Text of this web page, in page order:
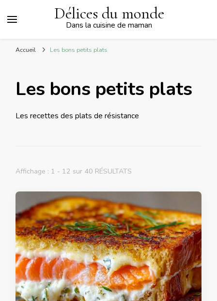
Délices du monde
Dans la cuisine de maman
Accueil Les bons petits plats
Les bons petits plats
Les recettes des plats de résistance
Affichage : 1 - 12 sur 40 RÉSULTATS